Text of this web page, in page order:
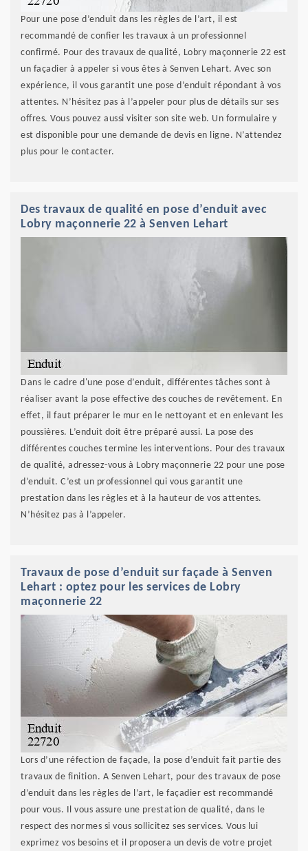
Pour une pose d’enduit dans les règles de l’art, il est
recommandé de confier les travaux à un professionnel
confirmé. Pour des travaux de qualité, Lobry maçonnerie 22 est
un façadier à appeler si vous êtes à Senven Lehart. Avec son
expérience, il vous garantit une pose d’enduit répondant à vos
attentes. N’hésitez pas à l’appeler pour plus de détails sur ses
offres. Vous pouvez aussi visiter son site web. Un formulaire y
est disponible pour une demande de devis en ligne. N’attendez
plus pour le contacter.
Des travaux de qualité en pose d’enduit avec
Lobry maçonnerie 22 à Senven Lehart
Dans le cadre d'une pose d’enduit, différentes tâches sont à
réaliser avant la pose effective des couches de revêtement. En
effet, il faut préparer le mur en le nettoyant et en enlevant les
poussières. L’enduit doit être préparé aussi. La pose des
différentes couches termine les interventions. Pour des travaux
de qualité, adressez-vous à Lobry maçonnerie 22 pour une pose
d’enduit. C’est un professionnel qui vous garantit une
prestation dans les règles et à la hauteur de vos attentes.
N’hésitez pas à l’appeler.
Travaux de pose d’enduit sur façade à Senven
Lehart : optez pour les services de Lobry
maçonnerie 22
Lors d’une réfection de façade, la pose d’enduit fait partie des
travaux de finition. A Senven Lehart, pour des travaux de pose
d’enduit dans les règles de l’art, le façadier est recommandé
pour vous. Il vous assure une prestation de qualité, dans le
respect des normes si vous sollicitez ses services. Vous lui
exprimez vos besoins et il proposera un devis de votre projet